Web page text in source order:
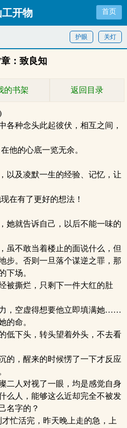
工开物 首页
关灯
护眼
：致良知
的书架 返回目录
种念头此起彼伏，相互之间，
他的心底一览无余。
以及凌默一生的经验、记忆，让
在有了更好的想法！
她就告诉自己，以后不能一味的
虽不敢当着楼止的面说什么，但
。否则一旦落个谋逆之罪，那
下场。
被撕烂，只剩下一件大红的肚
，空虚得想要他立即填满她……
的命。
低下头，转头望着外头，不去看
的，醒来的时候愣了一下才反应
二人对视了一眼，均是感觉自身
么人，能够这么近却完全不被发
名字的？
忙活完，昨天晚上走的急，上